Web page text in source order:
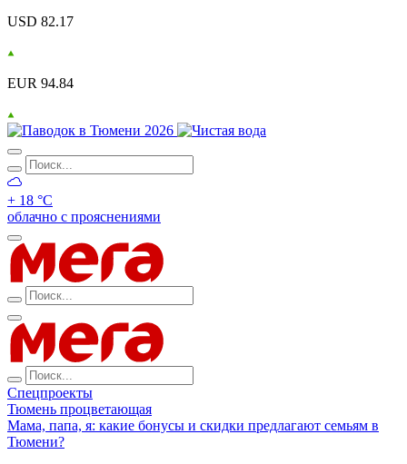
USD 82.17
EUR 94.84
+ 18 °С
облачно с прояснениями
Спецпроекты
Тюмень процветающая
Мама, папа, я: какие бонусы и скидки предлагают семьям в
Тюмени?